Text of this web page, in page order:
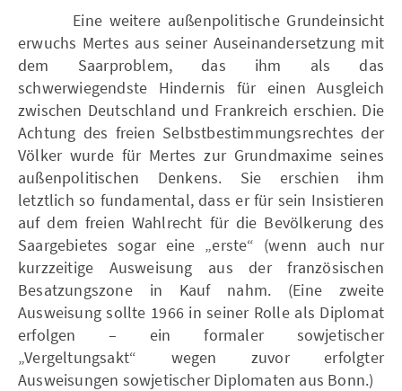
Eine weitere außenpolitische Grundeinsicht
erwuchs Mertes aus seiner Auseinandersetzung mit
dem Saarproblem, das ihm als das
schwerwiegendste Hindernis für einen Ausgleich
zwischen Deutschland und Frankreich erschien. Die
Achtung des freien Selbstbestimmungsrechtes der
Völker wurde für Mertes zur Grundmaxime seines
außenpolitischen Denkens. Sie erschien ihm
letztlich so fundamental, dass er für sein Insistieren
auf dem freien Wahlrecht für die Bevölkerung des
Saargebietes sogar eine „erste“ (wenn auch nur
kurzzeitige Ausweisung aus der französischen
Besatzungszone in Kauf nahm. (Eine zweite
Ausweisung sollte 1966 in seiner Rolle als Diplomat
erfolgen – ein formaler sowjetischer
„Vergeltungsakt“ wegen zuvor erfolgter
Ausweisungen sowjetischer Diplomaten aus Bonn.)